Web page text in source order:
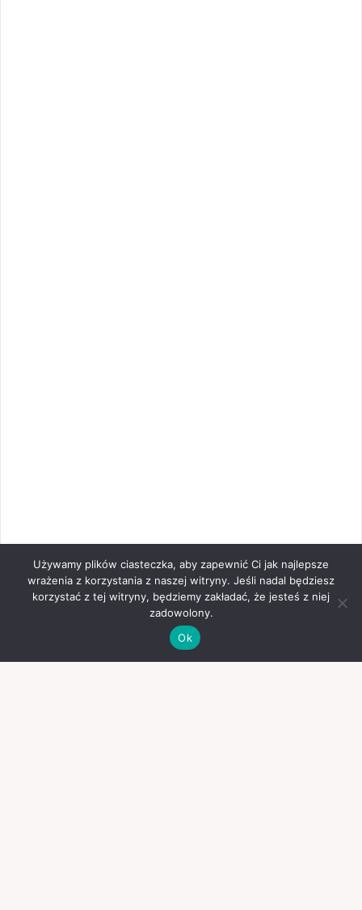
Używamy plików ciasteczka, aby zapewnić Ci jak najlepsze
wrażenia z korzystania z naszej witryny. Jeśli nadal będziesz
korzystać z tej witryny, będziemy zakładać, że jesteś z niej
zadowolony.
Ok